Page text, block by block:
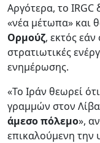
Αργότερα, το IRGC
«νέα μέτωπα» και
Ορμούζ, εκτός
στρατιωτικές
ενημέρωσης.
«Το Ιράν θεωρεί
γραμμών στον
άμεσο πόλεμο»,
επικαλούμενη την